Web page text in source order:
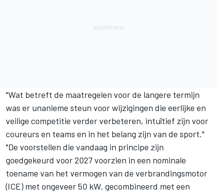
"Wat betreft de maatregelen voor de langere termijn
was er unanieme steun voor wijzigingen die eerlijke en
veilige competitie verder verbeteren, intuïtief zijn voor
coureurs en teams en in het belang zijn van de sport."
"De voorstellen die vandaag in principe zijn
goedgekeurd voor 2027 voorzien in een nominale
toename van het vermogen van de verbrandingsmotor
(ICE) met ongeveer 50 kW, gecombineerd met een